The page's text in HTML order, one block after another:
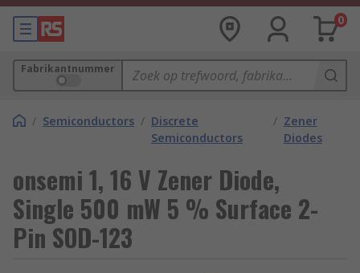
0
Fabrikantnummer
/ Semiconductors / Discrete
Semiconductors
/ Zener
Diodes
onsemi 1, 16 V Zener Diode,
Single 500 mW 5 % Surface 2-
Pin SOD-123